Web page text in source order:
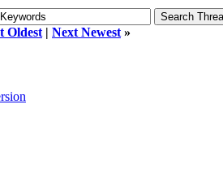
Oldest | Next Newest »